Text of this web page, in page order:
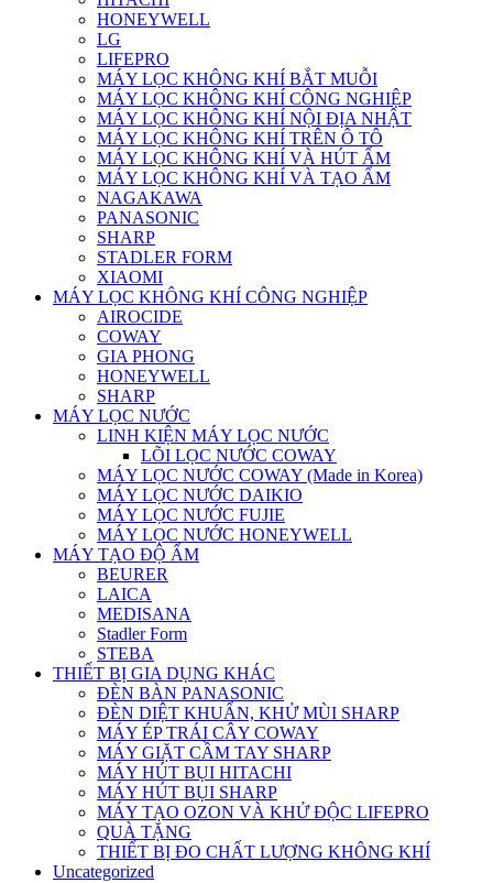
HONEYWELL
LG
LIFEPRO
MÁY LỌC KHÔNG KHÍ BẮT MUỖI
MÁY LỌC KHÔNG KHÍ CÔNG NGHIỆP
MÁY LỌC KHÔNG KHÍ NỘI ĐỊA NHẬT
MÁY LỌC KHÔNG KHÍ TRÊN Ô TÔ
MÁY LỌC KHÔNG KHÍ VÀ HÚT ẨM
MÁY LỌC KHÔNG KHÍ VÀ TẠO ẨM
NAGAKAWA
PANASONIC
SHARP
STADLER FORM
XIAOMI
MÁY LỌC KHÔNG KHÍ CÔNG NGHIỆP
AIROCIDE
COWAY
GIA PHONG
HONEYWELL
SHARP
MÁY LỌC NƯỚC
LINH KIỆN MÁY LỌC NƯỚC
LÕI LỌC NƯỚC COWAY
MÁY LỌC NƯỚC COWAY (Made in Korea)
MÁY LỌC NƯỚC DAIKIO
MÁY LỌC NƯỚC FUJIE
MÁY LỌC NƯỚC HONEYWELL
MÁY TẠO ĐỘ ẨM
BEURER
LAICA
MEDISANA
Stadler Form
STEBA
THIẾT BỊ GIA DỤNG KHÁC
ĐÈN BÀN PANASONIC
ĐÈN DIỆT KHUẨN, KHỬ MÙI SHARP
MÁY ÉP TRÁI CÂY COWAY
MÁY GIẶT CẦM TAY SHARP
MÁY HÚT BỤI HITACHI
MÁY HÚT BỤI SHARP
MÁY TẠO OZON VÀ KHỬ ĐỘC LIFEPRO
QUÀ TẶNG
THIẾT BỊ ĐO CHẤT LƯỢNG KHÔNG KHÍ
Uncategorized